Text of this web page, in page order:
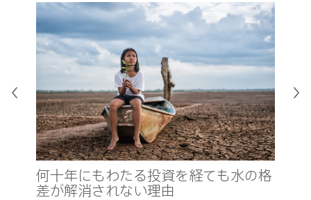
何十年にもわたる投資を経ても水の格
差が解消されない理由